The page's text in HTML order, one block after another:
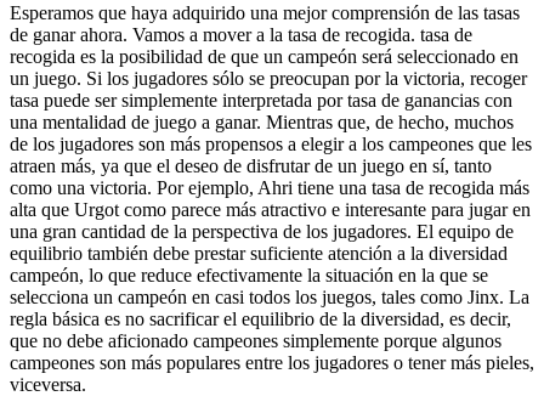
Esperamos que haya adquirido una mejor comprensión de las tasas
de ganar ahora. Vamos a mover a la tasa de recogida. tasa de
recogida es la posibilidad de que un campeón será seleccionado en
un juego. Si los jugadores sólo se preocupan por la victoria, recoger
tasa puede ser simplemente interpretada por tasa de ganancias con
una mentalidad de juego a ganar. Mientras que, de hecho, muchos
de los jugadores son más propensos a elegir a los campeones que les
atraen más, ya que el deseo de disfrutar de un juego en sí, tanto
como una victoria. Por ejemplo, Ahri tiene una tasa de recogida más
alta que Urgot como parece más atractivo e interesante para jugar en
una gran cantidad de la perspectiva de los jugadores. El equipo de
equilibrio también debe prestar suficiente atención a la diversidad
campeón, lo que reduce efectivamente la situación en la que se
selecciona un campeón en casi todos los juegos, tales como Jinx. La
regla básica es no sacrificar el equilibrio de la diversidad, es decir,
que no debe aficionado campeones simplemente porque algunos
campeones son más populares entre los jugadores o tener más pieles,
viceversa.